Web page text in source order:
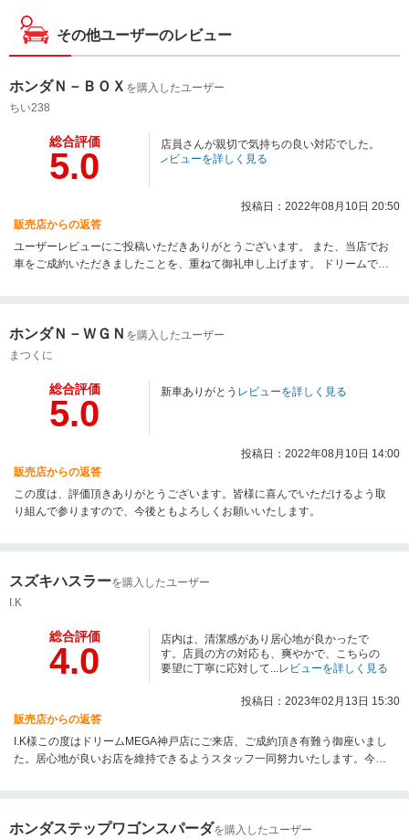
その他ユーザーのレビュー
ホンダＮ－ＢＯＸ を購入したユーザー
ちい238
総合評価
5.0
店員さんが親切で気持ちの良い対応でした。
レビューを詳しく見る
投稿日：2022年08月10日 20:50
販売店からの返答
ユーザーレビューにご投稿いただきありがとうございます。 また、当店でお
車をご成約いただきましたことを、重ねて御礼申し上げます。 ドリームでは
任せいただけます。 これからもご期待以上の、質の高いサービスをお届けで
ホンダＮ－ＷＧＮ を購入したユーザー
まつくに
総合評価
5.0
新車ありがとう レビューを詳しく見る
投稿日：2022年08月10日 14:00
販売店からの返答
この度は、評価頂きありがとうございます。皆様に喜んでいただけるよう取
り組んで参りますので、今後ともよろしくお願いいたします。
スズキハスラーを購入したユーザー
I.K
総合評価
4.0
店内は、清潔感があり居心地が良かったで
す。店員の方の対応も、爽やかで、こちらの
要望に丁寧に応対して... レビューを詳しく見る
投稿日：2023年02月13日 15:30
販売店からの返答
I.K様この度はドリームMEGA神戸店にご来店、ご成約頂き有難う御座いまし
た。居心地が良いお店を維持できるようスタッフ一同努力いたします。今後
ホンダステップワゴンスパーダを購入したユーザー